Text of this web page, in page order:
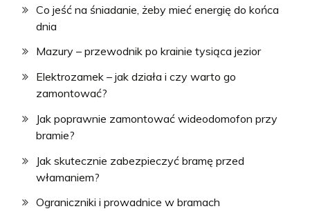
Co jeść na śniadanie, żeby mieć energię do końca
dnia
Mazury – przewodnik po krainie tysiąca jezior
Elektrozamek – jak działa i czy warto go
zamontować?
Jak poprawnie zamontować wideodomofon przy
bramie?
Jak skutecznie zabezpieczyć bramę przed
włamaniem?
Ograniczniki i prowadnice w bramach